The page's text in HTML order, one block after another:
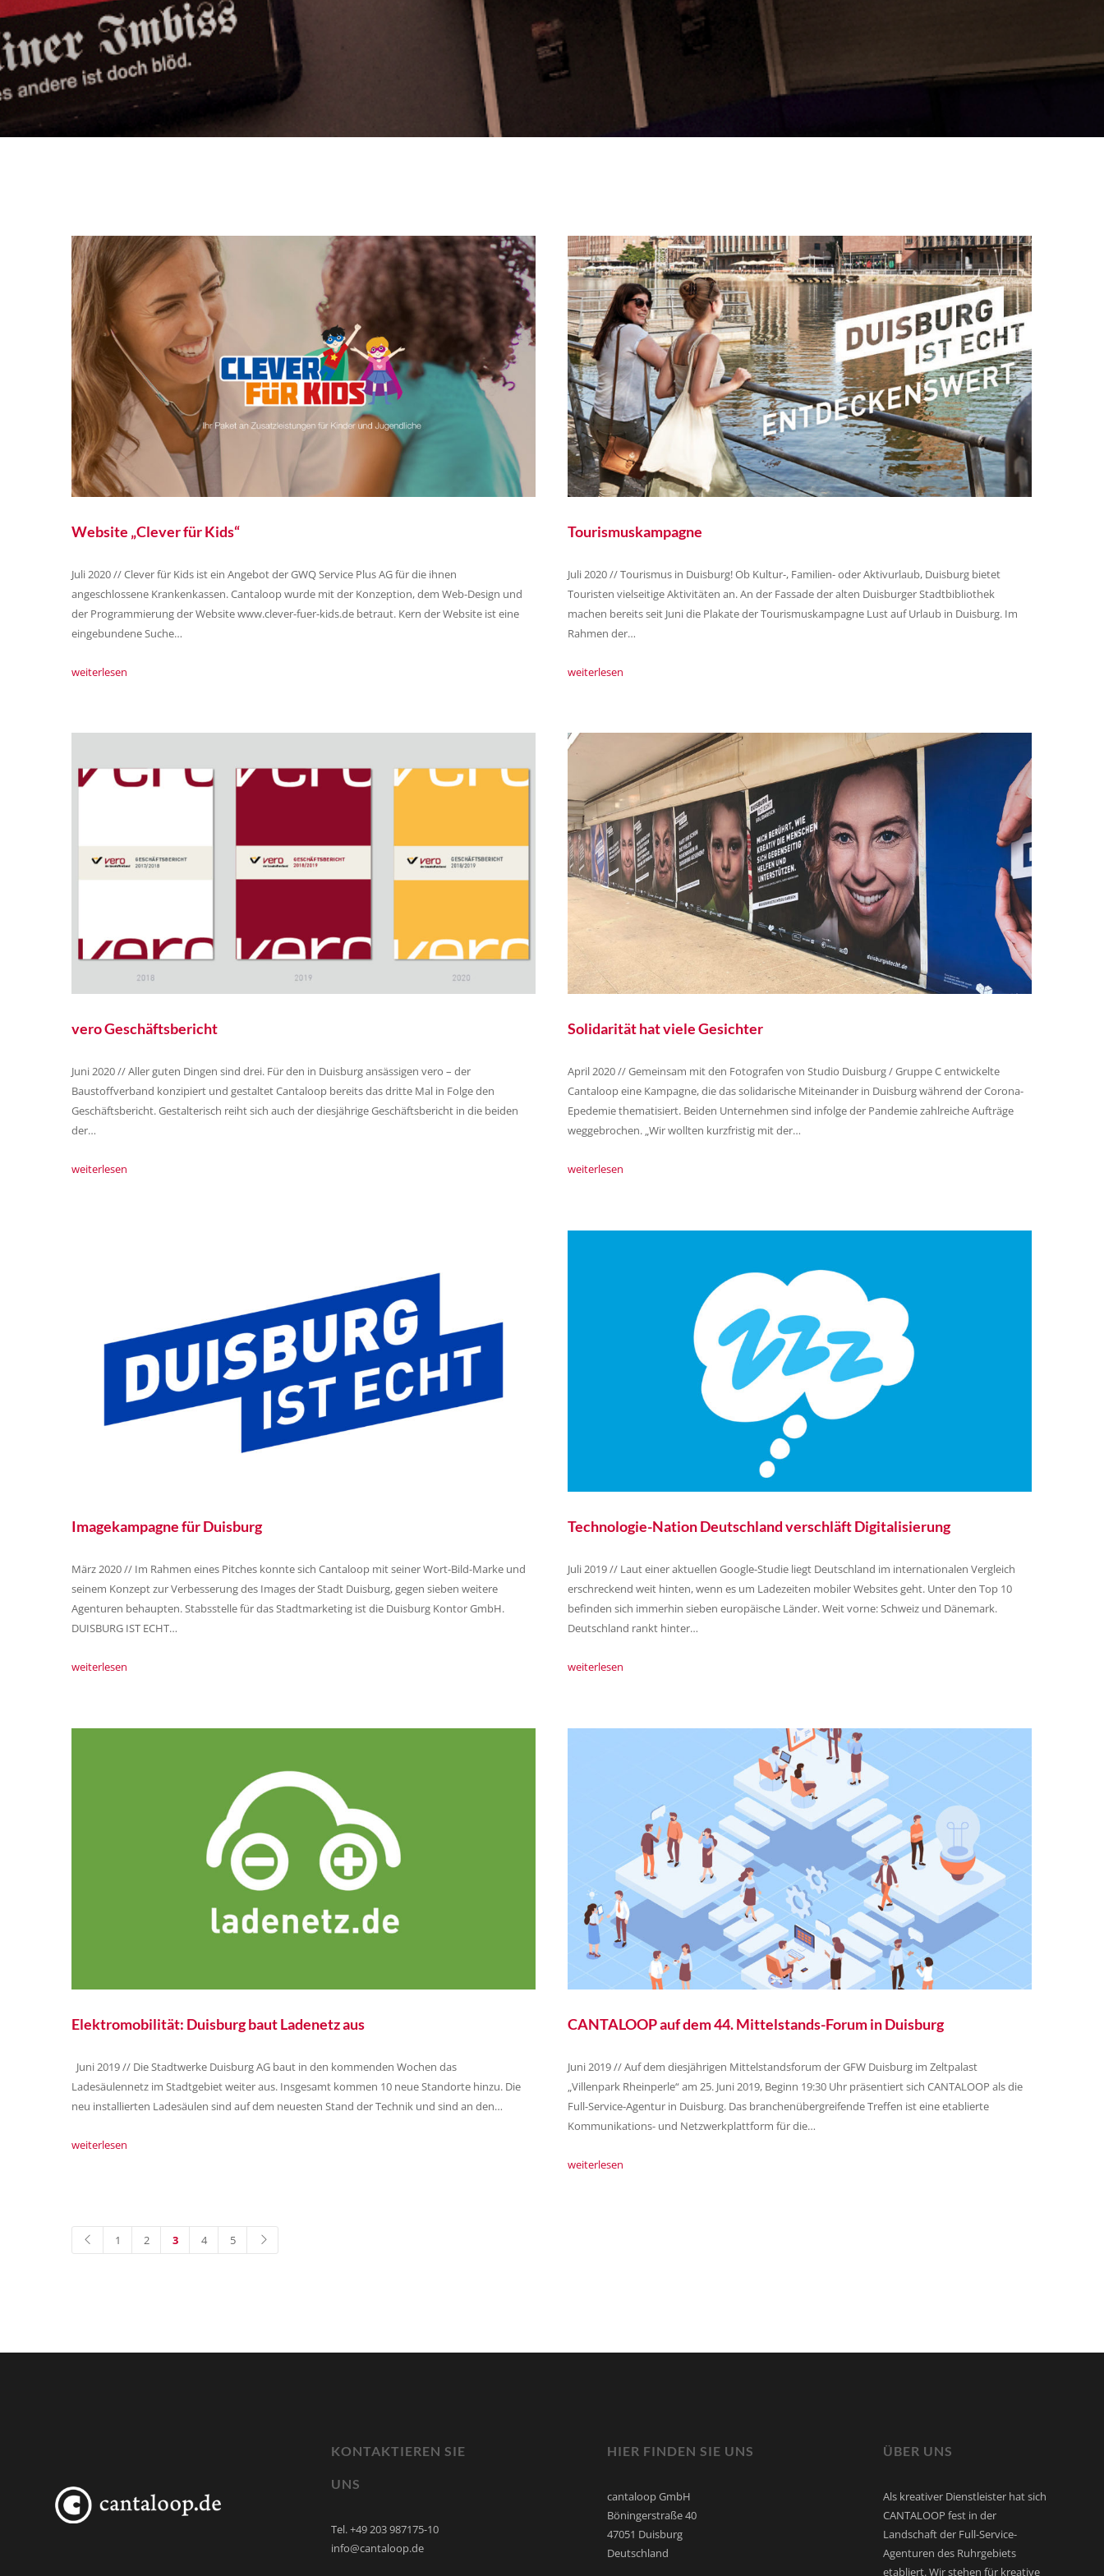
Website „Clever für Kids“
Juli 2020 // Clever für Kids ist ein Angebot der GWQ Service Plus AG für die ihnen
angeschlossene Krankenkassen. Cantaloop wurde mit der Konzeption, dem Web-Design und
der Programmierung der Website www.clever-fuer-kids.de betraut. Kern der Website ist eine
eingebundene Suche…
weiterlesen
Tourismuskampagne
Juli 2020 // Tourismus in Duisburg! Ob Kultur-, Familien- oder Aktivurlaub, Duisburg bietet
Touristen vielseitige Aktivitäten an. An der Fassade der alten Duisburger Stadtbibliothek
machen bereits seit Juni die Plakate der Tourismuskampagne Lust auf Urlaub in Duisburg. Im
Rahmen der…
weiterlesen
vero Geschäftsbericht
Juni 2020 // Aller guten Dingen sind drei. Für den in Duisburg ansässigen vero – der
Baustoffverband konzipiert und gestaltet Cantaloop bereits das dritte Mal in Folge den
Geschäftsbericht. Gestalterisch reiht sich auch der diesjährige Geschäftsbericht in die beiden
der…
weiterlesen
Solidarität hat viele Gesichter
April 2020 // Gemeinsam mit den Fotografen von Studio Duisburg / Gruppe C entwickelte
Cantaloop eine Kampagne, die das solidarische Miteinander in Duisburg während der Corona-
Epedemie thematisiert. Beiden Unternehmen sind infolge der Pandemie zahlreiche Aufträge
weggebrochen. „Wir wollten kurzfristig mit der…
weiterlesen
Imagekampagne für Duisburg
März 2020 // Im Rahmen eines Pitches konnte sich Cantaloop mit seiner Wort-Bild-Marke und
seinem Konzept zur Verbesserung des Images der Stadt Duisburg, gegen sieben weitere
Agenturen behaupten. Stabsstelle für das Stadtmarketing ist die Duisburg Kontor GmbH.
DUISBURG IST ECHT…
weiterlesen
Technologie-Nation Deutschland verschläft Digitalisierung
Juli 2019 // Laut einer aktuellen Google-Studie liegt Deutschland im internationalen Vergleich
erschreckend weit hinten, wenn es um Ladezeiten mobiler Websites geht. Unter den Top 10
befinden sich immerhin sieben europäische Länder. Weit vorne: Schweiz und Dänemark.
Deutschland rankt hinter…
weiterlesen
Elektromobilität: Duisburg baut Ladenetz aus
Juni 2019 // Die Stadtwerke Duisburg AG baut in den kommenden Wochen das
Ladesäulennetz im Stadtgebiet weiter aus. Insgesamt kommen 10 neue Standorte hinzu. Die
neu installierten Ladesäulen sind auf dem neuesten Stand der Technik und sind an den…
weiterlesen
CANTALOOP auf dem 44. Mittelstands-Forum in Duisburg
Juni 2019 // Auf dem diesjährigen Mittelstandsforum der GFW Duisburg im Zeltpalast
„Villenpark Rheinperle“ am 25. Juni 2019, Beginn 19:30 Uhr präsentiert sich CANTALOOP als die
Full-Service-Agentur in Duisburg. Das branchenübergreifende Treffen ist eine etablierte
Kommunikations- und Netzwerkplattform für die…
weiterlesen
1 2 3 4 5
KONTAKTIEREN SIE
UNS
Tel. +49 203 987175-10
info@cantaloop.de
HIER FINDEN SIE UNS
cantaloop GmbH
Böningerstraße 40
47051 Duisburg
Deutschland
ÜBER UNS
Als kreativer Dienstleister hat sich
CANTALOOP fest in der
Landschaft der Full-Service-
Agenturen des Ruhrgebiets
etabliert. Wir stehen für kreative